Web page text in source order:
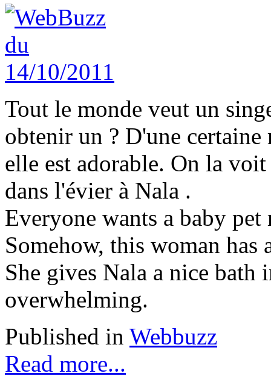
Tout le monde veut un
obtenir un ? D'une certaine
elle est adorable. On la
dans l'évier à Nala .
Everyone wants a baby
Somehow, this woman has
She gives Nala a nice bath
overwhelming.
Published in Webbuzz
Read more...